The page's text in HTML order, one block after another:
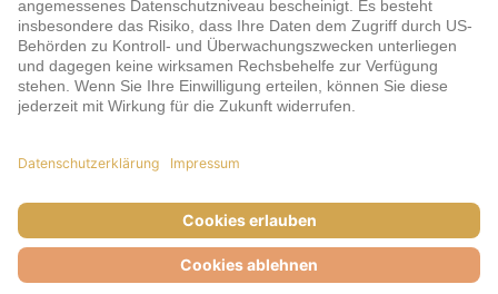
Zahlungsarten & Sicherheit
AGB
Datenschutz